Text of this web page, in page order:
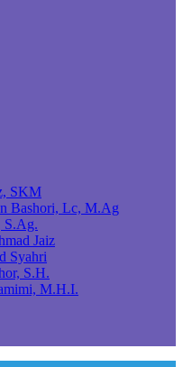
SKM
Bashori, Lc, M.Ag
S.Ag.
Jaiz
Syahri
S.H.
M.H.I.